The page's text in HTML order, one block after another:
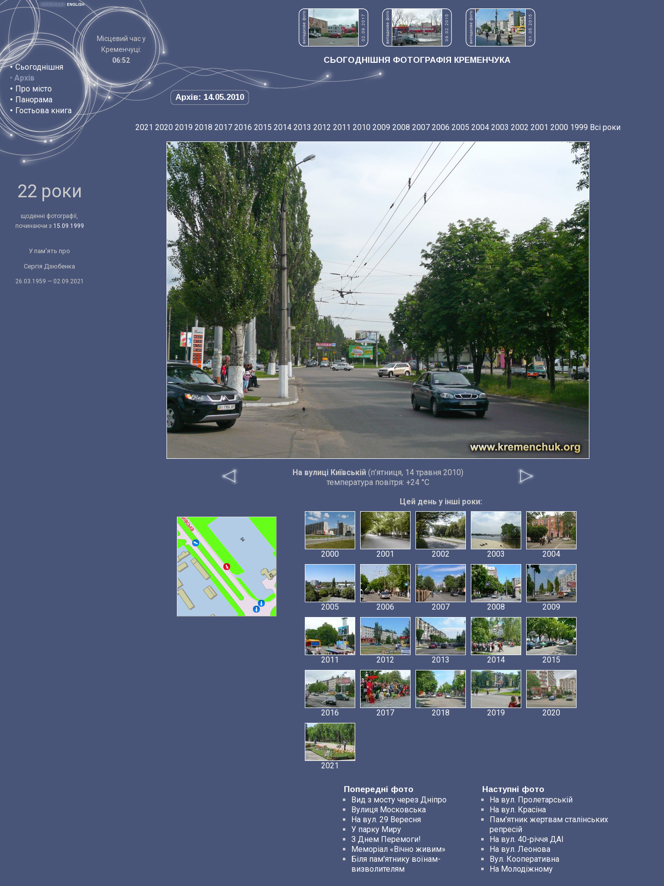
• Сьогоднішня
• Архів
• Про місто
• Панорама
• Гостьова книга
Місцевий час у
Кременчуці:
06:52
СЬОГОДНІШНЯ ФОТОГРАФІЯ КРЕМЕНЧУКА
Архів: 14.05.2010
22 роки
щоденні фотографії,
починаючи з 15.09.1999
У пам'ять про
Сергія Дзюбенка
26.03.1959 — 02.09.2021
2021 2020 2019 2018 2017 2016 2015 2014 2013 2012 2011 2010 2009 2008 2007 2006 2005 2004 2003 2002 2001 2000 1999 Всі роки
На вулиці Київській(п’ятниця, 14 травня 2010)
температура повітря: +24 °C
Цей день у інші роки:
2000 2001 2002 2003 2004
2005 2006 2007 2008 2009
2011 2012 2013 2014 2015
2016 2017 2018 2019 2020
2021
Попередні фото
Наступні фото
Вид з мосту через Дніпро
Вулиця Московська
На вул. 29 Вересня
У парку Миру
З Днем Перемоги!
Меморіал «Вічно живим»
Біля пам'ятнику воїнам-
визволителям
На вул. Пролетарській
На вул. Красіна
Пам'ятник жертвам сталінських
репресій
На вул. 40-річчя ДАІ
На вул. Леонова
Вул. Кооперативна
На Молодіжному